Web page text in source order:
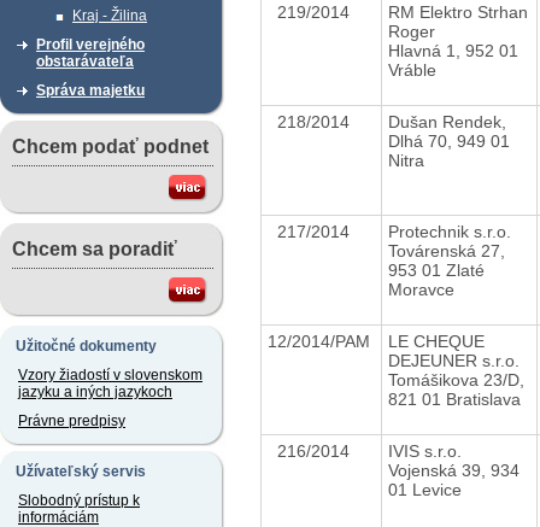
Kraj - Žilina
Profil verejného
obstarávateľa
Správa majetku
Chcem podať podnet
Chcem sa poradiť
Užitočné dokumenty
Vzory žiadostí v slovenskom
jazyku a iných jazykoch
Právne predpisy
Užívateľský servis
Slobodný prístup k
informáciám
219/2014
RM Elektro Strhan
Roger
Hlavná 1, 952 01
Vráble
218/2014
Dušan Rendek,
Dlhá 70, 949 01
Nitra
217/2014
Protechnik s.r.o.
Továrenská 27,
953 01 Zlaté
Moravce
12/2014/PAM
LE CHEQUE
DEJEUNER s.r.o.
Tomášikova 23/D,
821 01 Bratislava
216/2014
IVIS s.r.o.
Vojenská 39, 934
01 Levice